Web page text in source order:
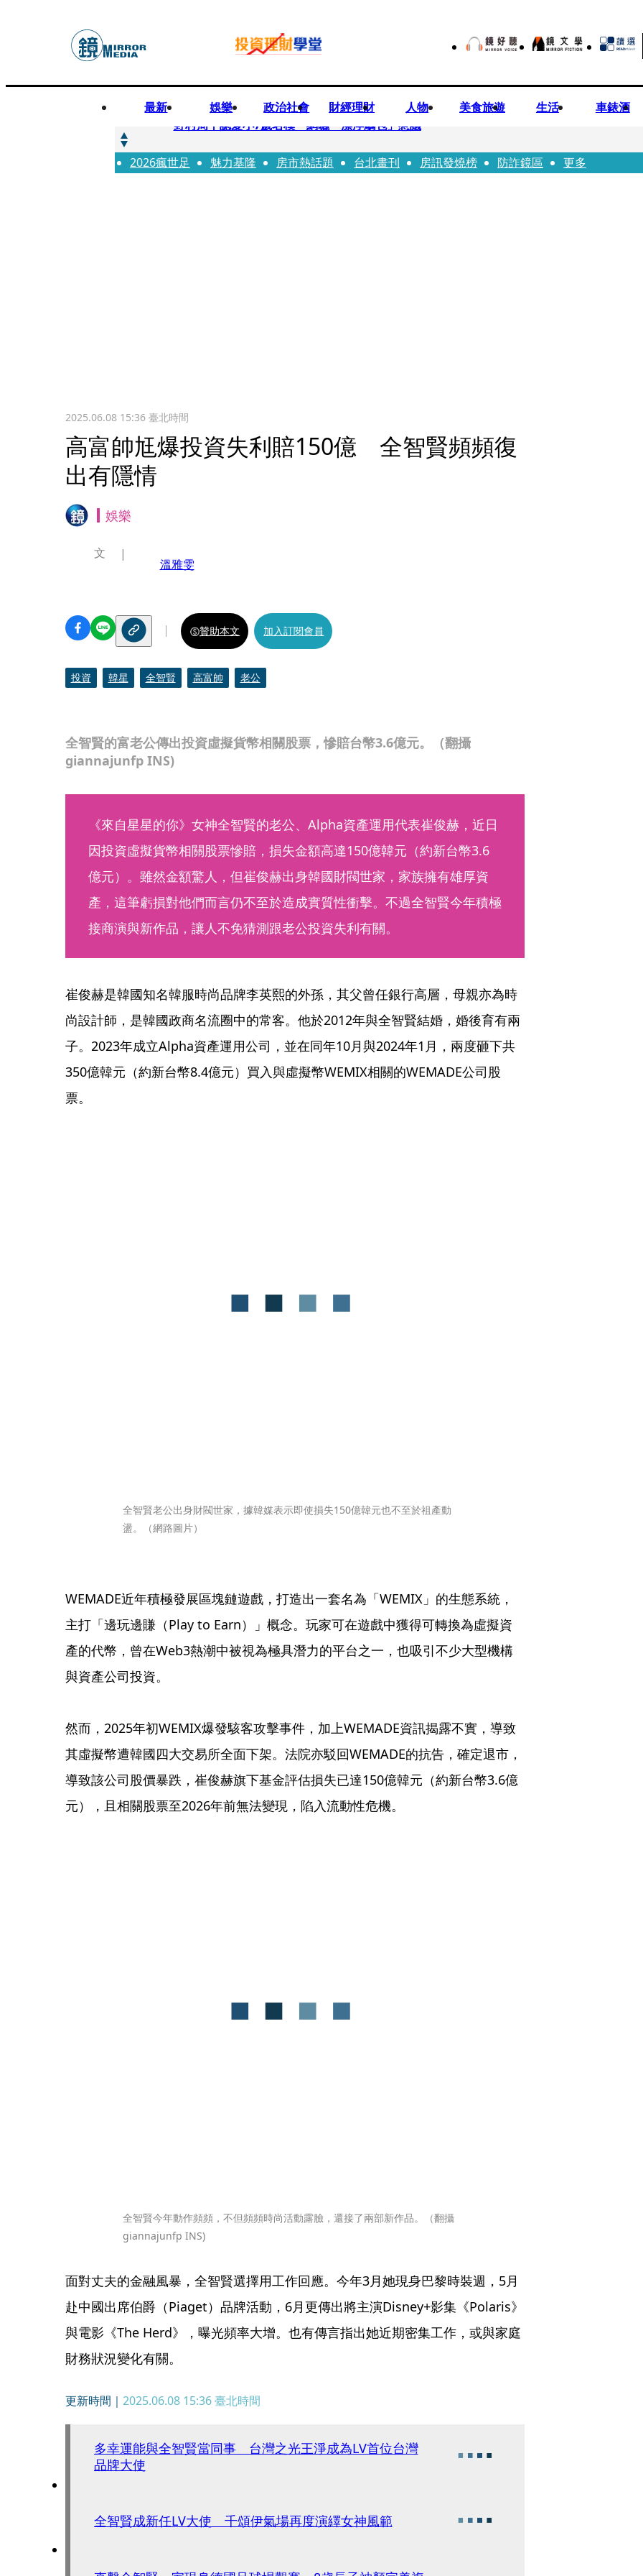
最新 娛樂 政治社會 財經理財 人物 美食旅遊 生活 車錶酒
快訊
野村周平認愛小7歲名模 網曬「漂浮鵰包」惹議
快訊
8年磨一劍 陳法拉自編自導《Bloodline》進軍多倫多 柯林法洛姊弟相挺
2026瘋世足 魅力基隆 房市熱話題 台北畫刊 房訊發燒榜 防詐鏡區 更多
2025.06.08 15:36臺北時間
高富帥尪爆投資失利賠150億 全智賢頻頻復
出有隱情
娛樂
全智賢的富老公傳出投資虛擬貨幣相關股票，慘賠台幣3.6億元。（翻攝
giannajunfp INS)
文
溫雅雯
贊助本文 加入訂閱會員
投資 韓星 全智賢 高富帥 老公
《來自星星的你》女神全智賢的老公、Alpha資產運用代表崔俊赫，近日
因投資虛擬貨幣相關股票慘賠，損失金額高達150億韓元（約新台幣3.6
億元）。雖然金額驚人，但崔俊赫出身韓國財閥世家，家族擁有雄厚資
產，這筆虧損對他們而言仍不至於造成實質性衝擊。不過全智賢今年積極
接商演與新作品，讓人不免猜測跟老公投資失利有關。
崔俊赫是韓國知名韓服時尚品牌李英熙的外孫，其父曾任銀行高層，母親亦為時
尚設計師，是韓國政商名流圈中的常客。他於2012年與全智賢結婚，婚後育有兩
子。2023年成立Alpha資產運用公司，並在同年10月與2024年1月，兩度砸下共
350億韓元（約新台幣8.4億元）買入與虛擬幣WEMIX相關的WEMADE公司股
票。
全智賢老公出身財閥世家，據韓媒表示即使損失150億韓元也不至於祖產動
盪。（網路圖片）
WEMADE近年積極發展區塊鏈遊戲，打造出一套名為「WEMIX」的生態系統，
主打「邊玩邊賺（Play to Earn）」概念。玩家可在遊戲中獲得可轉換為虛擬資
產的代幣，曾在Web3熱潮中被視為極具潛力的平台之一，也吸引不少大型機構
與資產公司投資。
然而，2025年初WEMIX爆發駭客攻擊事件，加上WEMADE資訊揭露不實，導致
其虛擬幣遭韓國四大交易所全面下架。法院亦駁回WEMADE的抗告，確定退市，
導致該公司股價暴跌，崔俊赫旗下基金評估損失已達150億韓元（約新台幣3.6億
元），且相關股票至2026年前無法變現，陷入流動性危機。
全智賢今年動作頻頻，不但頻頻時尚活動露臉，還接了兩部新作品。（翻攝
giannajunfp INS)
面對丈夫的金融風暴，全智賢選擇用工作回應。今年3月她現身巴黎時裝週，5月
赴中國出席伯爵（Piaget）品牌活動，6月更傳出將主演Disney+影集《Polaris》
與電影《The Herd》，曝光頻率大增。也有傳言指出她近期密集工作，或與家庭
財務狀況變化有關。
更新時間｜ 2025.06.08 15:36臺北時間
多幸運能與全智賢當同事 台灣之光王淨成為LV首位台灣
品牌大使
全智賢成新任LV大使 千頌伊氣場再度演繹女神風範